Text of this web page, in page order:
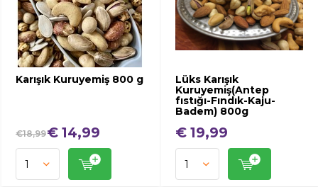
Karışık Kuruyemiş 800 g
€18,99€ 14,99
Lüks Karışık
Kuruyemiş(Antep
fıstığı-Fındık-Kaju-
Badem) 800g
€ 19,99